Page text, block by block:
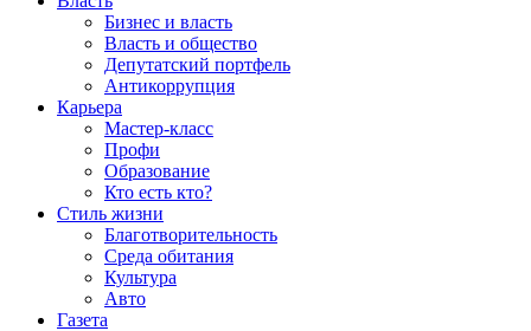
Бизнес и власть
Власть и общество
Депутатский портфель
Антикоррупция
Карьера
Мастер-класс
Профи
Образование
Кто есть кто?
Стиль жизни
Благотворительность
Среда обитания
Культура
Авто
Газета